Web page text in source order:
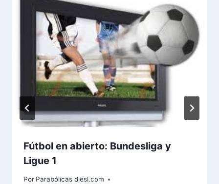
Fútbol en abierto: Bundesliga y
Ligue 1
Por Parabólicas diesl.com